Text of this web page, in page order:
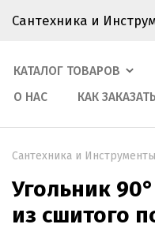
Сантехника и
КАТАЛОГ ТОВАРОВ
О НАС
КАК ЗАКАЗАТЬ
Сантехника и Инструменты
Угольник
из сшитого